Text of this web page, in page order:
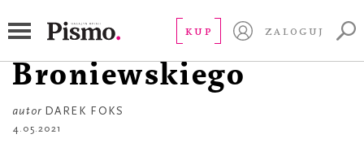
KUP ZALOGUJ
Szóstka z
Broniewskiego
autor DAREK FOKS
4.05.2021